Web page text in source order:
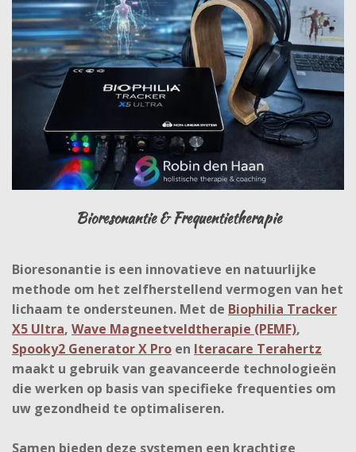
Bioresonantie & Frequentietherapie
Bioresonantie is een innovatieve en natuurlijke
methode om het zelfherstellend vermogen van het
lichaam te ondersteunen. Met de Biophilia Tracker
X5 Ultra, Wave Magneetveldtherapie (PEMF),
Spooky2 Generator X Pro en Iteracare Terahertz
maakt u gebruik van geavanceerde technologieën
die werken op basis van specifieke frequenties om
uw gezondheid te optimaliseren.
Samen bieden deze systemen een krachtige